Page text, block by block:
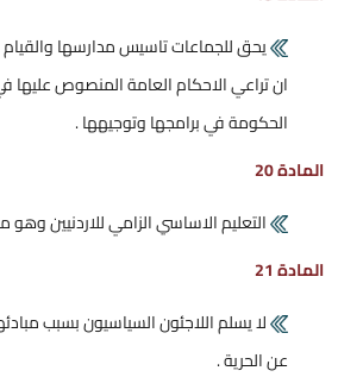
يحق للجماعات تاسيس مدارسها والقيام
ان تراعي الاحكام العامة المنصوص عليها
الحكومة في برامجها وتوجيهها .
المادة 20
التعليم الاساسي الزامي للاردنيين
المادة 21
لا يسلم اللاجئون السياسيون بسبب
عن الحرية .